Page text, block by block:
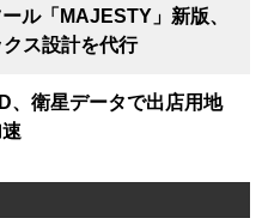
ル「MAJESTY」新版、
ス設計を代行
、衛星データで出店用地